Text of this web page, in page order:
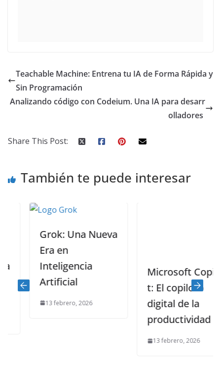
Teachable Machine: Entrena tu IA de Forma Rápida y
Sin Programación
Analizando código con Codeium. Una IA para desarr
olladores
Share This Post:
También te puede interesar
Grok: Una Nueva
Era en
Inteligencia
Artificial
13 febrero, 2026
Microsoft Copilo
t: El copiloto
digital de la
productividad
13 febrero, 2026